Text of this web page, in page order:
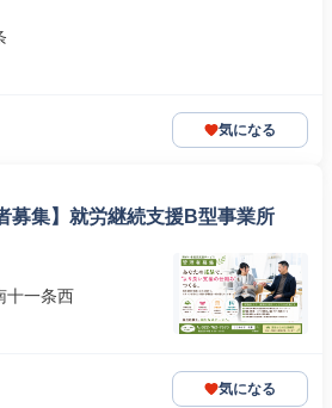
気になる
募集】就労継続支援B型事業所
十一条西
気になる